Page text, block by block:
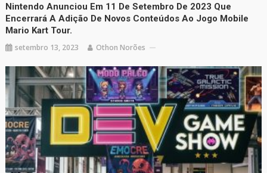
Nintendo Anunciou Em 11 De Setembro De 2023 Que
Encerrará A Adição De Novos Conteúdos Ao Jogo Mobile
Mario Kart Tour.
setembro 13, 2023 Othon Norões